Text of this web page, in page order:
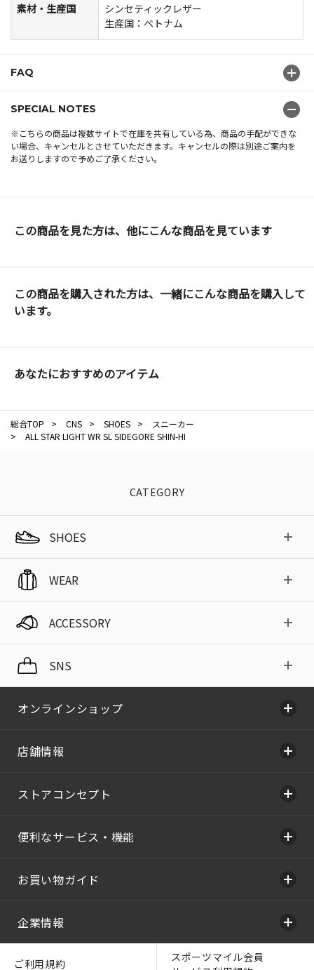
素材・生産国
シンセティックレザー
生産国：ベトナム
FAQ
SPECIAL NOTES
※こちらの商品は複数サイトで在庫を共有している為、商品の手配ができな
い場合、キャンセルとさせていただきます。キャンセルの際は別途ご案内を
お送りしますので予めご了承ください。
この商品を見た方は、他にこんな商品を見ています
この商品を購入された方は、一緒にこんな商品を購入して
います。
あなたにおすすめのアイテム
総合TOP > CNS > SHOES >
スニーカー
>
ALL STAR LIGHT WR SL SIDEGORE SHIN-HI
CATEGORY
SHOES
WEAR
ACCESSORY
SNS
オンラインショップ
店舗情報
ストアコンセプト
便利なサービス・機能
お買い物ガイド
企業情報
ご利用規約
スポーツマイル会員